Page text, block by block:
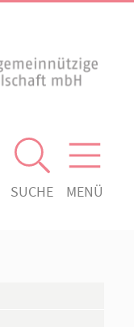
SUCHE MENÜ